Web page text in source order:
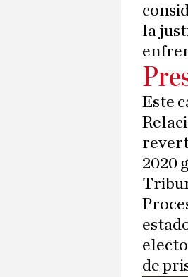
la
Este
2020
de